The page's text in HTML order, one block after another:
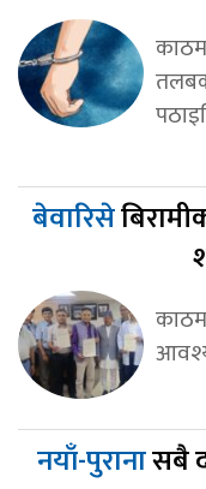
बेवारिसे
नयाँ-पुरानासबै